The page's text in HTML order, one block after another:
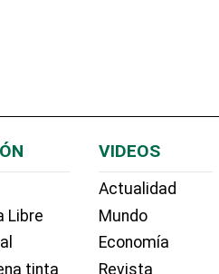
Libre
tinta
VIDEOS
Actualidad
Mundo
Economía
Revista